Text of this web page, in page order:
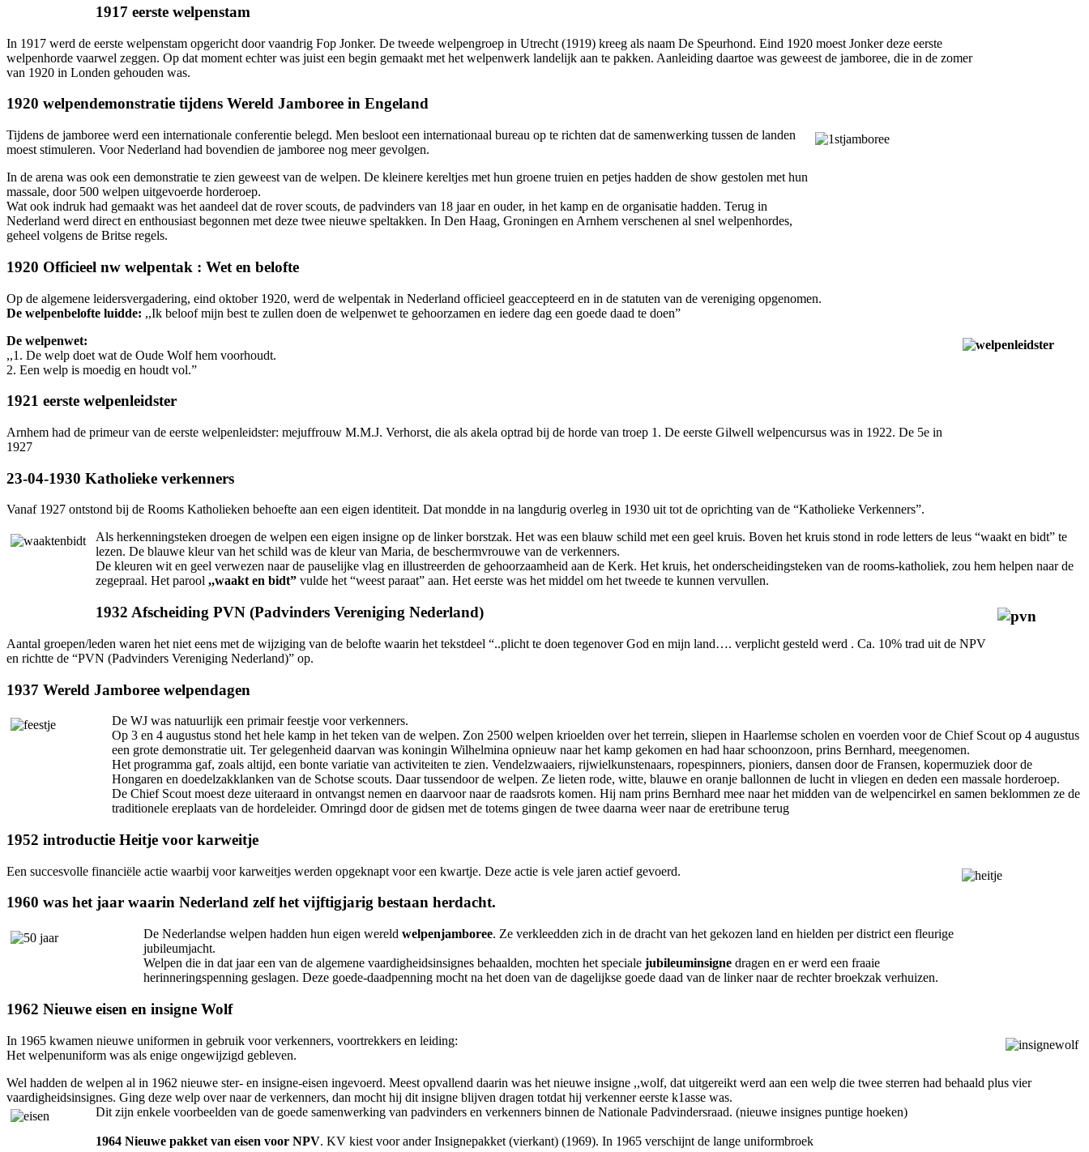
1917 eerste welpenstam
In 1917 werd de eerste welpenstam opgericht door vaandrig Fop Jonker. De tweede welpengroep in Utrecht (1919) kreeg als naam De Speurhond. Eind 1920 moest Jonker deze eerste
welpenhorde vaarwel zeggen. Op dat moment echter was juist een begin gemaakt met het welpenwerk landelijk aan te pakken. Aanleiding daartoe was geweest de jamboree, die in de zomer
van 1920 in Londen gehouden was.
1920 welpendemonstratie tijdens Wereld Jamboree in Engeland
Tijdens de jamboree werd een internationale conferentie belegd. Men besloot een internationaal bureau op te richten dat de samenwerking tussen de landen
moest stimuleren. Voor Nederland had bovendien de jamboree nog meer gevolgen.
In de arena was ook een demonstratie te zien geweest van de welpen. De kleinere kereltjes met hun groene truien en petjes hadden de show gestolen met hun
massale, door 500 welpen uitgevoerde horderoep.
Wat ook indruk had gemaakt was het aandeel dat de rover scouts, de padvinders van 18 jaar en ouder, in het kamp en de organisatie hadden. Terug in
Nederland werd direct en enthousiast begonnen met deze twee nieuwe speltakken. In Den Haag, Groningen en Arnhem verschenen al snel welpenhordes,
geheel volgens de Britse regels.
1920 Officieel nw welpentak : Wet en belofte
Op de algemene leidersvergadering, eind oktober 1920, werd de welpentak in Nederland officieel geaccepteerd en in de statuten van de vereniging opgenomen.
De welpenbelofte luidde: ,,Ik beloof mijn best te zullen doen de welpenwet te gehoorzamen en iedere dag een goede daad te doen”
De welpenwet:
,,1. De welp doet wat de Oude Wolf hem voorhoudt.
2. Een welp is moedig en houdt vol.”
1921 eerste welpenleidster
Arnhem had de primeur van de eerste welpenleidster: mejuffrouw M.M.J. Verhorst, die als akela optrad bij de horde van troep 1. De eerste Gilwell welpencursus was in 1922. De 5e in
1927
23-04-1930 Katholieke verkenners
Vanaf 1927 ontstond bij de Rooms Katholieken behoefte aan een eigen identiteit. Dat mondde in na langdurig overleg in 1930 uit tot de oprichting van de “Katholieke Verkenners”.
Als herkenningsteken droegen de welpen een eigen insigne op de linker borstzak. Het was een blauw schild met een geel kruis. Boven het kruis stond in rode letters de leus “waakt en bidt” te
lezen. De blauwe kleur van het schild was de kleur van Maria, de beschermvrouwe van de verkenners.
De kleuren wit en geel verwezen naar de pauselijke vlag en illustreerden de gehoorzaamheid aan de Kerk. Het kruis, het onderscheidingsteken van de rooms-katholiek, zou hem helpen naar de
zegepraal. Het parool ,,waakt en bidt” vulde het “weest paraat” aan. Het eerste was het middel om het tweede te kunnen vervullen.
1932 Afscheiding PVN (Padvinders Vereniging Nederland)
Aantal groepen/leden waren het niet eens met de wijziging van de belofte waarin het tekstdeel “..plicht te doen tegenover God en mijn land…. verplicht gesteld werd . Ca. 10% trad uit de NPV
en richtte de “PVN (Padvinders Vereniging Nederland)” op.
1937 Wereld Jamboree welpendagen
De WJ was natuurlijk een primair feestje voor verkenners.
Op 3 en 4 augustus stond het hele kamp in het teken van de welpen. Zon 2500 welpen krioelden over het terrein, sliepen in Haarlemse scholen en voerden voor de Chief Scout op 4 augustus
een grote demonstratie uit. Ter gelegenheid daarvan was koningin Wilhelmina opnieuw naar het kamp gekomen en had haar schoonzoon, prins Bernhard, meegenomen.
Het programma gaf, zoals altijd, een bonte variatie van activiteiten te zien. Vendelzwaaiers, rijwielkunstenaars, ropespinners, pioniers, dansen door de Fransen, kopermuziek door de
Hongaren en doedelzakklanken van de Schotse scouts. Daar tussendoor de welpen. Ze lieten rode, witte, blauwe en oranje ballonnen de lucht in vliegen en deden een massale horderoep.
De Chief Scout moest deze uiteraard in ontvangst nemen en daarvoor naar de raadsrots komen. Hij nam prins Bernhard mee naar het midden van de welpencirkel en samen beklommen ze de
traditionele ereplaats van de hordeleider. Omringd door de gidsen met de totems gingen de twee daarna weer naar de eretribune terug
1952 introductie Heitje voor karweitje
Een succesvolle financiële actie waarbij voor karweitjes werden opgeknapt voor een kwartje. Deze actie is vele jaren actief gevoerd.
1960 was het jaar waarin Nederland zelf het vijftigjarig bestaan herdacht.
De Nederlandse welpen hadden hun eigen wereld welpenjamboree. Ze verkleedden zich in de dracht van het gekozen land en hielden per district een fleurige
jubileumjacht.
Welpen die in dat jaar een van de algemene vaardigheidsinsignes behaalden, mochten het speciale jubileuminsigne dragen en er werd een fraaie
herinneringspenning geslagen. Deze goede-daadpenning mocht na het doen van de dagelijkse goede daad van de linker naar de rechter broekzak verhuizen.
1962 Nieuwe eisen en insigne Wolf
In 1965 kwamen nieuwe uniformen in gebruik voor verkenners, voortrekkers en leiding:
Het welpenuniform was als enige ongewijzigd gebleven.
Wel hadden de welpen al in 1962 nieuwe ster- en insigne-eisen ingevoerd. Meest opvallend daarin was het nieuwe insigne ,,wolf, dat uitgereikt werd aan een welp die twee sterren had behaald plus vier
vaardigheidsinsignes. Ging deze welp over naar de verkenners, dan mocht hij dit insigne blijven dragen totdat hij verkenner eerste k1asse was.
Dit zijn enkele voorbeelden van de goede samenwerking van padvinders en verkenners binnen de Nationale Padvindersraad. (nieuwe insignes puntige hoeken)
1964 Nieuwe pakket van eisen voor NPV. KV kiest voor ander Insignepakket (vierkant) (1969). In 1965 verschijnt de lange uniformbroek